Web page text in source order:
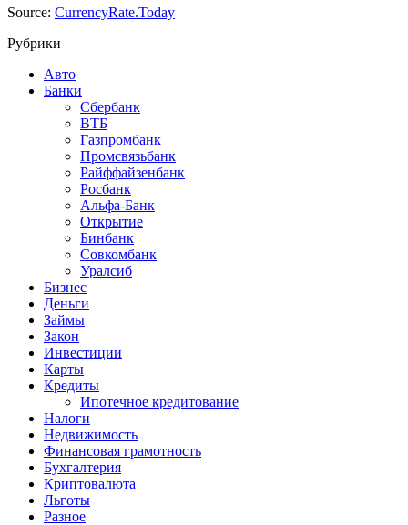
Source: CurrencyRate.Today
Рубрики
Авто
Банки
Сбербанк
ВТБ
Газпромбанк
Промсвязьбанк
Райффайзенбанк
Росбанк
Альфа-Банк
Открытие
Бинбанк
Совкомбанк
Уралсиб
Бизнес
Деньги
Займы
Закон
Инвестиции
Карты
Кредиты
Ипотечное кредитование
Налоги
Недвижимость
Финансовая грамотность
Бухгалтерия
Криптовалюта
Льготы
Разное